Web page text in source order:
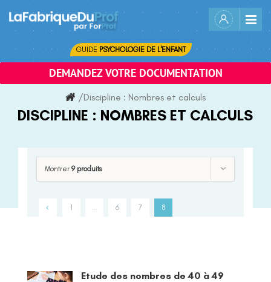
content
GUIDE PSYCHOLOGIE DE L'ENFANT
DEMANDEZ VOTRE DOCUMENTATION
/Discipline : Nombres et calculs
DISCIPLINE : NOMBRES ET CALCULS
Montrer 9 produits
1 6 7 8
Etude des nombres de 40 à 49